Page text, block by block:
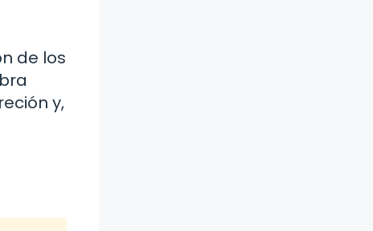
de los
y,